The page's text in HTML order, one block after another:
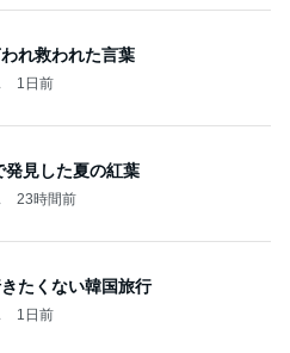
れ救われた言葉
1日前
発見した夏の紅葉
23時間前
たくない韓国旅行
1日前